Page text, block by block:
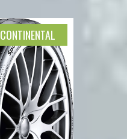
CONTINENTAL